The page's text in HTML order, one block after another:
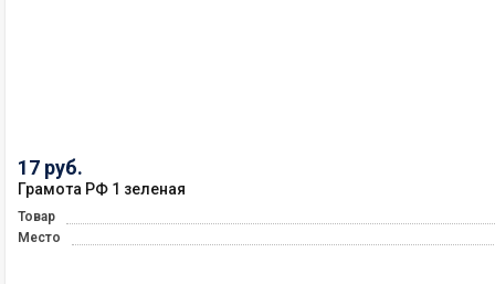
17 руб.
Грамота РФ 1 зеленая
Товар
Место